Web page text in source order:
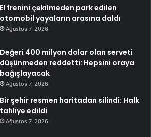
El frenini çekilmeden park edilen
otomobil yayaların arasına daldı
Ağustos 7, 2026
Değeri 400 milyon dolar olan serveti
düşünmeden reddetti: Hepsini oraya
bağışlayacak
Ağustos 7, 2026
Bir şehir resmen haritadan silindi: Halk
tahliye edildi
Ağustos 7, 2026